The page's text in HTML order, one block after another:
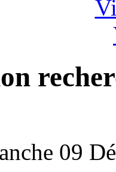
09